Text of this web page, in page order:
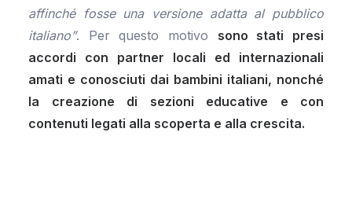
affinché fosse una versione adatta al pubblico
italiano”. Per questo motivo sono stati presi
accordi con partner locali ed internazionali
amati e conosciuti dai bambini italiani, nonché
la creazione di sezioni educative e con
contenuti legati alla scoperta e alla crescita.